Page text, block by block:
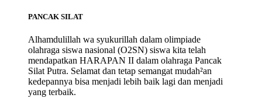
PANCAK SILAT
Alhamdulillah wa syukurillah dalam olimpiade
olahraga siswa nasional (O2SN) siswa kita telah
mendapatkan HARAPAN II dalam olahraga Pancak
Silat Putra. Selamat dan tetap semangat mudah²an
kedepannya bisa menjadi lebih baik lagi dan menjadi
yang terbaik.